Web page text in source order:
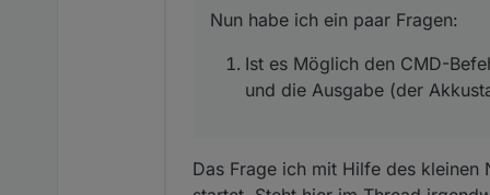
nur Bildschirm dunkel?
Nun habe ich ein paar Fragen:
Ist es Möglich den CMD-
und die Ausgabe (der
Das Frage ich mit Hilfe des